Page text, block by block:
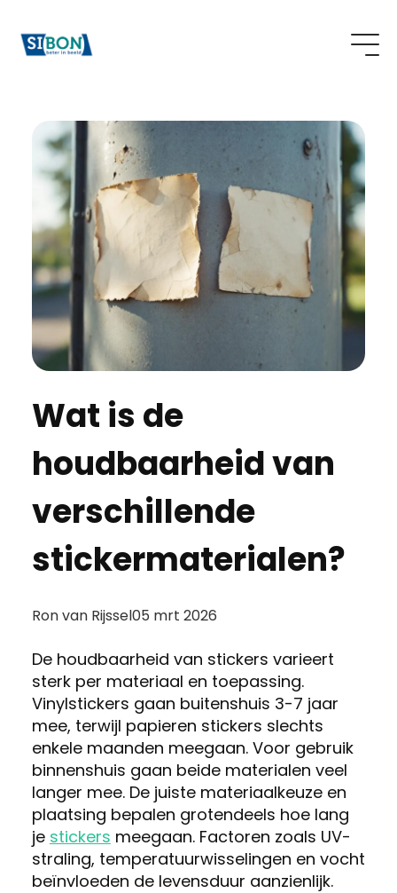
Wat is de
houdbaarheid van
verschillende
stickermaterialen?
Posted
Ron van Rijssel05 mrt 2026
De houdbaarheid van stickers varieert
sterk per materiaal en toepassing.
Vinylstickers gaan buitenshuis 3-7 jaar
mee, terwijl papieren stickers slechts
enkele maanden meegaan. Voor gebruik
binnenshuis gaan beide materialen veel
langer mee. De juiste materiaalkeuze en
plaatsing bepalen grotendeels hoe lang
je stickers meegaan. Factoren zoals UV-
straling, temperatuurwisselingen en vocht
beïnvloeden de levensduur aanzienlijk.